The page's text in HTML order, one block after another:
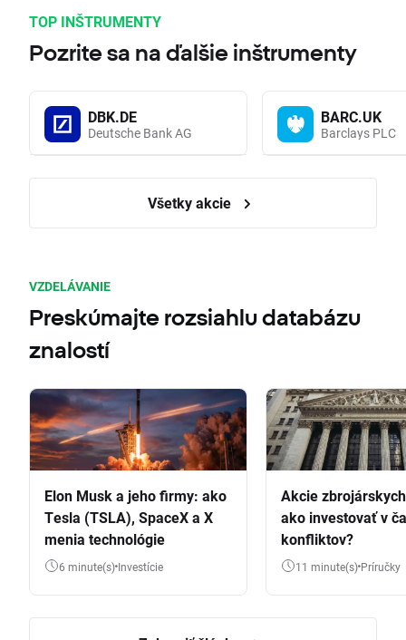
TOP INŠTRUMENTY
Pozrite sa na ďalšie inštrumenty
DBK.DE
Deutsche Bank AG
BARC.UK
Barclays PLC
Všetky akcie
VZDELÁVANIE
Preskúmajte rozsiahlu databázu
znalostí
Elon Musk a jeho firmy: ako
Tesla (TSLA), SpaceX a X
menia technológie
6 minute(s) Investície
Akcie
ako investovať v
konfliktov?
11 minute(s) Príručky